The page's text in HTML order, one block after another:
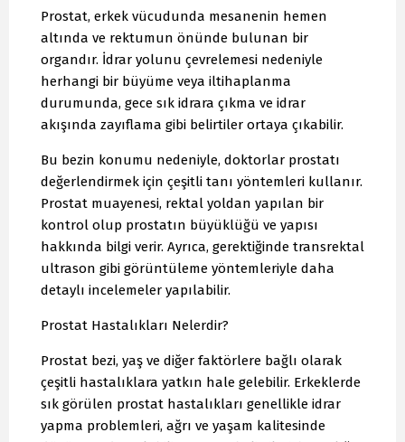
Prostat, erkek vücudunda mesanenin hemen
altında ve rektumun önünde bulunan bir
organdır. İdrar yolunu çevrelemesi nedeniyle
herhangi bir büyüme veya iltihaplanma
durumunda, gece sık idrara çıkma ve idrar
akışında zayıflama gibi belirtiler ortaya çıkabilir.
Bu bezin konumu nedeniyle, doktorlar prostatı
değerlendirmek için çeşitli tanı yöntemleri kullanır.
Prostat muayenesi, rektal yoldan yapılan bir
kontrol olup prostatın büyüklüğü ve yapısı
hakkında bilgi verir. Ayrıca, gerektiğinde transrektal
ultrason gibi görüntüleme yöntemleriyle daha
detaylı incelemeler yapılabilir.
Prostat Hastalıkları Nelerdir?
Prostat bezi, yaş ve diğer faktörlere bağlı olarak
çeşitli hastalıklara yatkın hale gelebilir. Erkeklerde
sık görülen prostat hastalıkları genellikle idrar
yapma problemleri, ağrı ve yaşam kalitesinde